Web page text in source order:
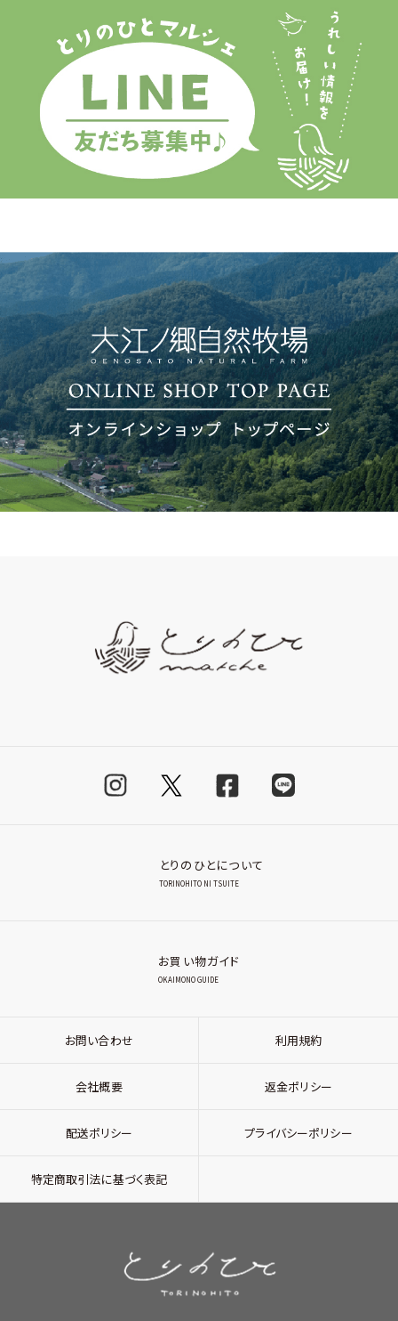
とりのひとについて
TORINOHITO NI TSUITE
お買い物ガイド
OKAIMONO GUIDE
お問い合わせ 利用規約
会社概要 返金ポリシー
配送ポリシー プライバシーポリシー
特定商取引法に基づく表記